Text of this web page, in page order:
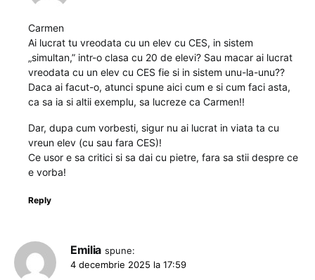
Carmen
Ai lucrat tu vreodata cu un elev cu CES, in sistem
„simultan,” intr-o clasa cu 20 de elevi? Sau macar ai lucrat
vreodata cu un elev cu CES fie si in sistem unu-la-unu??
Daca ai facut-o, atunci spune aici cum e si cum faci asta,
ca sa ia si altii exemplu, sa lucreze ca Carmen!!
Dar, dupa cum vorbesti, sigur nu ai lucrat in viata ta cu
vreun elev (cu sau fara CES)!
Ce usor e sa critici si sa dai cu pietre, fara sa stii despre ce
e vorba!
Reply
Emilia spune:
4 decembrie 2025 la 17:59